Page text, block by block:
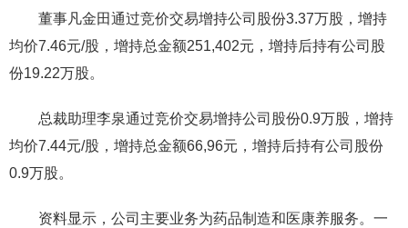
董事凡金田通过竞价交易增持公司股份3.37万股，增持
均价7.46元/股，增持总金额251,402元，增持后持有公司股
份19.22万股。
总裁助理李泉通过竞价交易增持公司股份0.9万股，增持
均价7.44元/股，增持总金额66,96元，增持后持有公司股份
0.9万股。
资料显示，公司主要业务为药品制造和医康养服务。一